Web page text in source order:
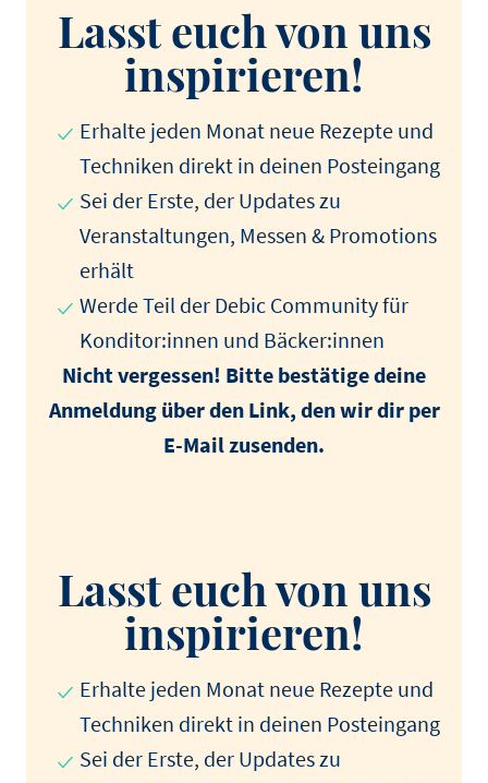
Lasst euch von uns
inspirieren!
Erhalte jeden Monat neue Rezepte und
Techniken direkt in deinen Posteingang
Sei der Erste, der Updates zu
Veranstaltungen, Messen & Promotions
erhält
Werde Teil der Debic Community für
Konditor:innen und Bäcker:innen
Nicht vergessen! Bitte bestätige deine
Anmeldung über den Link, den wir dir per
E-Mail zusenden.
Lasst euch von uns
inspirieren!
Erhalte jeden Monat neue Rezepte und
Techniken direkt in deinen Posteingang
Sei der Erste, der Updates zu